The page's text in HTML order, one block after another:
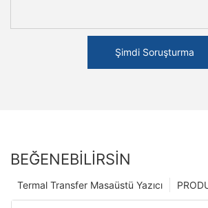
Şimdi Soruşturma
BEĞENEBILIRSIN
Termal Transfer Masaüstü Yazıcı